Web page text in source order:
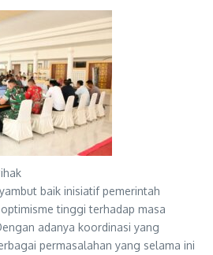
baik inisiatif pemerintah
tinggi terhadap masa
adanya koordinasi yang
permasalahan yang selama ini